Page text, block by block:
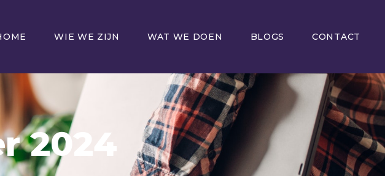
WIE WE ZIJN WAT WE DOEN BLOGS CONTACT
2024